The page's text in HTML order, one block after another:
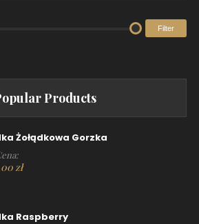
Filter
Products
Żołądkowa Gorzka
zł
Raspberry